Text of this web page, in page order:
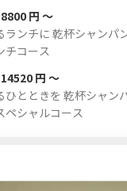
円 ～
ランチに 乾杯シャン
チコース
円 ～
ひとときを 乾杯シャ
ペシャルコース